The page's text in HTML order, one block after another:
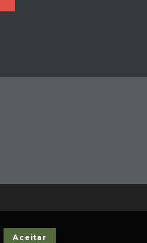
Aceitar